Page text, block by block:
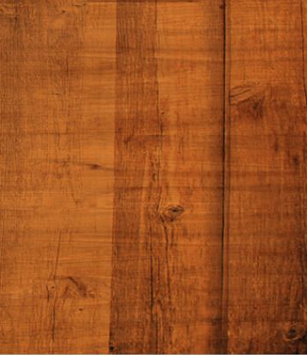
Rötuş Hizmetleri AI Eğitim Verileri